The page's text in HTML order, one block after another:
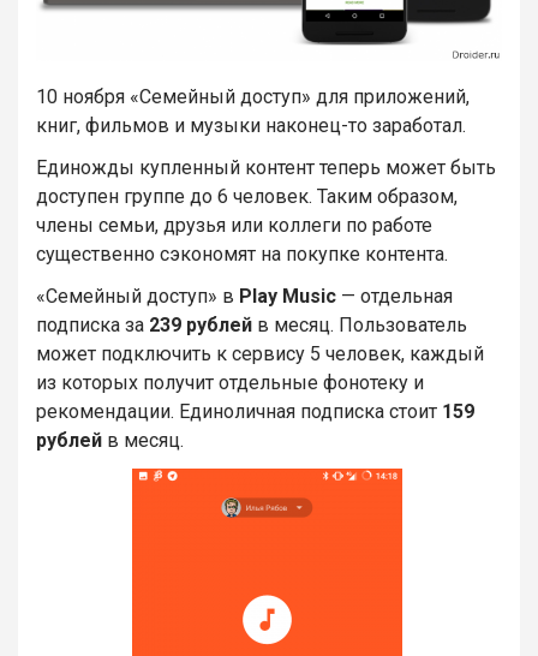
10 ноября «Семейный доступ» для приложений,
книг, фильмов и музыки наконец-то заработал.
Единожды купленный контент теперь может быть
доступен группе до 6 человек. Таким образом,
члены семьи, друзья или коллеги по работе
существенно сэкономят на покупке контента.
«Семейный доступ» в Play Music — отдельная
подписка за 239 рублей в месяц. Пользователь
может подключить к сервису 5 человек, каждый
из которых получит отдельные фонотеку и
рекомендации. Единоличная подписка стоит 159
рублей в месяц.